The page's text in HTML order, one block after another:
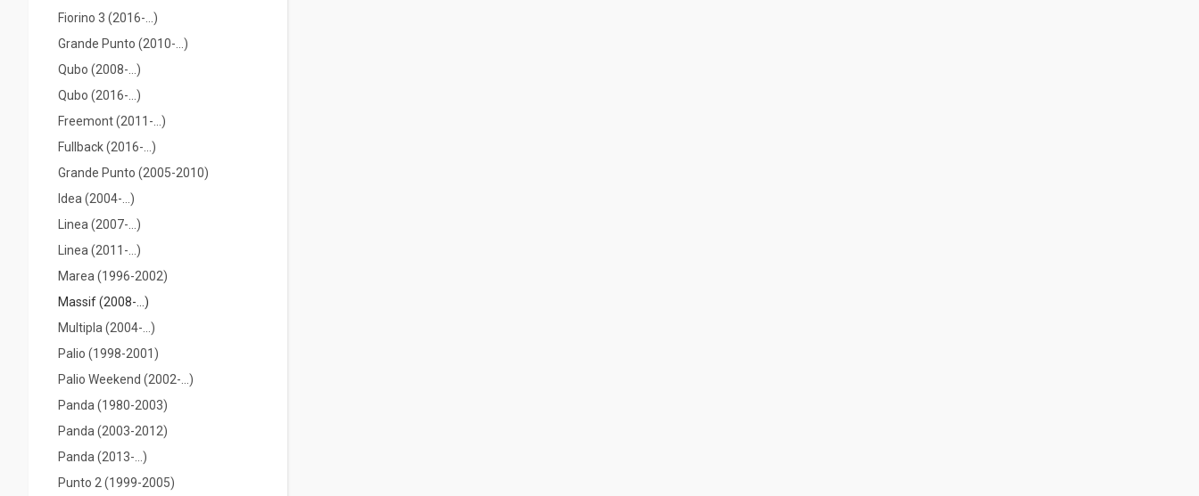
Fiorino 3 (2016-...)
Grande Punto (2010-...)
Qubo (2008-...)
Qubo (2016-...)
Freemont (2011-...)
Fullback (2016-…)
Grande Punto (2005-2010)
Idea (2004-...)
Linea (2007-...)
Linea (2011-...)
Marea (1996-2002)
Massif (2008-...)
Multipla (2004-...)
Palio (1998-2001)
Palio Weekend (2002-...)
Panda (1980-2003)
Panda (2003-2012)
Panda (2013-...)
Punto 2 (1999-2005)